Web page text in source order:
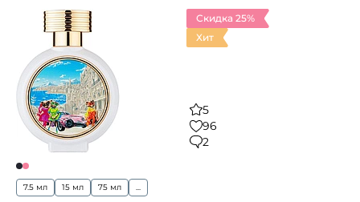
Скидка 25%
Хит
5
96
2
7.5 мл 15 мл 75 мл ...